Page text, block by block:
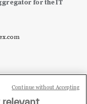
for the IT
acquistare
Continue without Accepting